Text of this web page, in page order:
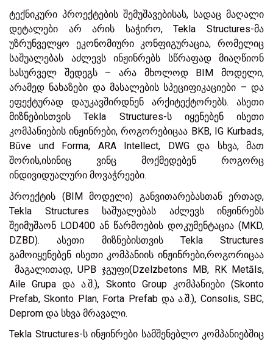
ტექნიკური პროექტების შემუშავებისას, სადაც მაღალი
დეტალები არ არის საჭირო, Tekla Structures-მა
უზრუნველყო ეკონომიური კონფიგურაცია, რომელიც
საშუალებას აძლევს ინჟინრებს სწრაფად მიაღწიონ
სასურველ შედეგს – არა მხოლოდ BIM მოდელი,
არამედ ნახაზები და მასალების სპეციფიკაციები – და
ეფექტურად დაუკავშირდნენ არქიტექტორებს. ასეთი
მიზნებისთვის Tekla Structures-ს იყენებენ ისეთი
კომპანიების ინჟინრები, როგორებიცაა BKB, IG Kurbads,
Būve und Forma, ARA Intellect, DWG და სხვა, მათ
შორის,ისინიც ვინც მოქმედებენ როგორც
ინდივიდუალური მოვაჭრეები.
პროექტის (BIM მოდელი) განვითარებასთან ერთად,
Tekla Structures საშუალებას აძლევს ინჟინრებს
შეიმუშაონ LOD400 ან წარმოების დოკუმენტაცია (MKD,
DZBD). ასეთი მიზნებისთვის Tekla Structures
გამოიყენებენ ისეთი კომპანიის ინჟინრები,როგორიცაა
მაგალითად, UPB ჯგუფი(Dzelzbetons MB, RK Metāls,
Aile Grupa და ა.შ.), Skonto Group კომპანიები (Skonto
Prefab, Skonto Plan, Forta Prefab და ა.შ.), Consolis, SBC,
Deprom და სხვა მრავალი.
Tekla Structures-ს ინჟინრები სამშენებლო კომპანიებშიც